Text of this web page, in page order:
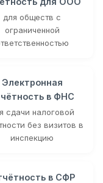
для обществ с
ограниченной
Электронная
в ФНС
сдачи налоговой
без визитов в
инспекцию
в СФР